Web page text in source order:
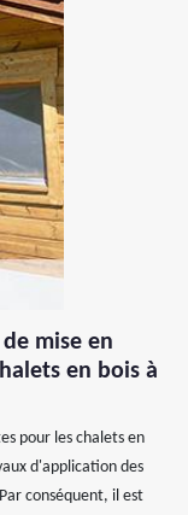
mise en
en bois à
pour les chalets en
d'application des
conséquent, il est